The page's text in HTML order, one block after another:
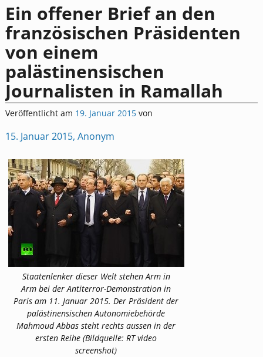
Ein offener Brief an den
französischen Präsidenten
von einem
palästinensischen
Journalisten in Ramallah
Veröffentlicht am 19. Januar 2015 von
15. Januar 2015, Anonym
Staatenlenker dieser Welt stehen Arm in
Arm bei der Antiterror-Demonstration in
Paris am 11. Januar 2015. Der Präsident der
palästinensischen Autonomiebehörde
Mahmoud Abbas steht rechts aussen in der
ersten Reihe (Bildquelle: RT video
screenshot)